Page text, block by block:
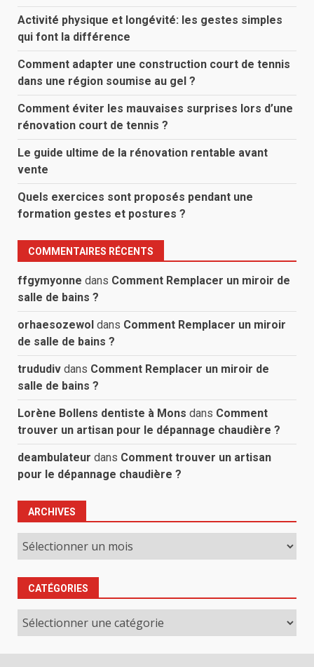
Activité physique et longévité: les gestes simples
qui font la différence
Comment adapter une construction court de tennis
dans une région soumise au gel ?
Comment éviter les mauvaises surprises lors d’une
rénovation court de tennis ?
Le guide ultime de la rénovation rentable avant
vente
Quels exercices sont proposés pendant une
formation gestes et postures ?
COMMENTAIRES RÉCENTS
ffgymyonne dans Comment Remplacer un miroir de
salle de bains ?
orhaesozewol dans Comment Remplacer un miroir
de salle de bains ?
trududiv dans Comment Remplacer un miroir de
salle de bains ?
Lorène Bollens dentiste à Mons dans Comment
trouver un artisan pour le dépannage chaudière ?
deambulateur dans Comment trouver un artisan
pour le dépannage chaudière ?
ARCHIVES
Archives
CATÉGORIES
Catégories